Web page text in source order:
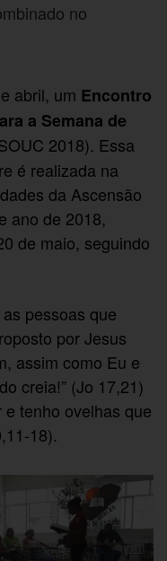
no
abril, um Encontro
a Semana de
2018). Essa
é realizada na
da Ascensão
ano de 2018,
de maio, seguindo
pessoas que
por Jesus
assim como Eu e
creia!” (Jo 17,21)
e tenho ovelhas que
18).